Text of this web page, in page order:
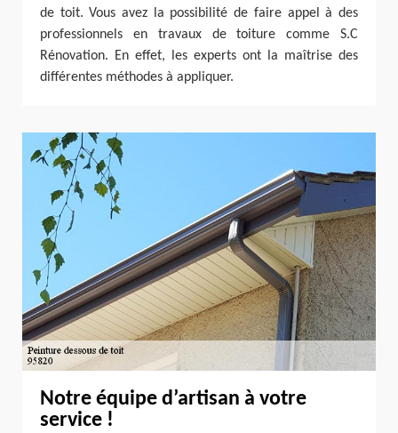
de toit. Vous avez la possibilité de faire appel à des
professionnels en travaux de toiture comme S.C
Rénovation. En effet, les experts ont la maîtrise des
différentes méthodes à appliquer.
Notre équipe d’artisan à votre
service !